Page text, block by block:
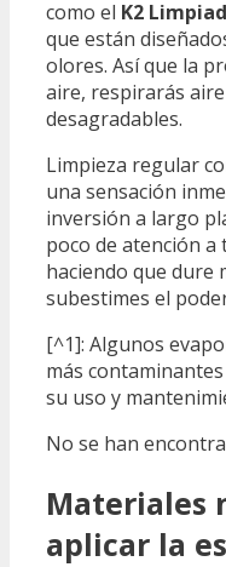
como el K2
que están
olores. Así que la
aire, respirarás
desagradables.
Limpieza regular
una sensación
inversión a largo
poco de atención a
haciendo que dure
subestimes el
[^1]: Algunos
más
su uso y
No se han
Materiales
aplicar la